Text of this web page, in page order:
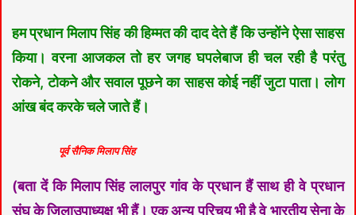
हम प्रधान मिलाप सिंह की हिम्मत की दाद देते हैं कि उन्होंने ऐसा साहस
किया। वरना आजकल तो हर जगह घपलेबाज ही चल रही है परंतु
रोकने, टोकने और सवाल पूछने का साहस कोई नहीं जुटा पाता। लोग
आंख बंद करके चले जाते हैं।
पूर्व सैनिक मिलाप सिंह
(बता दें कि मिलाप सिंह लालपुर गांव के प्रधान हैं साथ ही वे प्रधान
संघ के जिलाउपाध्यक्ष भी हैं। एक अन्य परिचय भी है वे भारतीय सेना के